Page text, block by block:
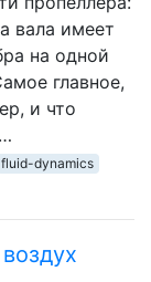
вала имеет
на одной
главное,
и что
fluid-dynamics